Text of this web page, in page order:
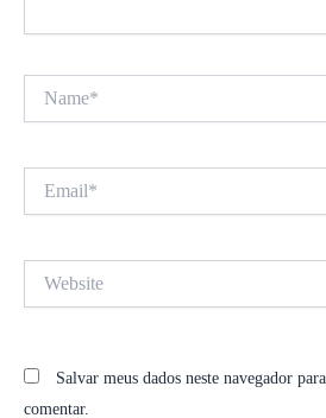
Salvar meus dados neste navegador
comentar.